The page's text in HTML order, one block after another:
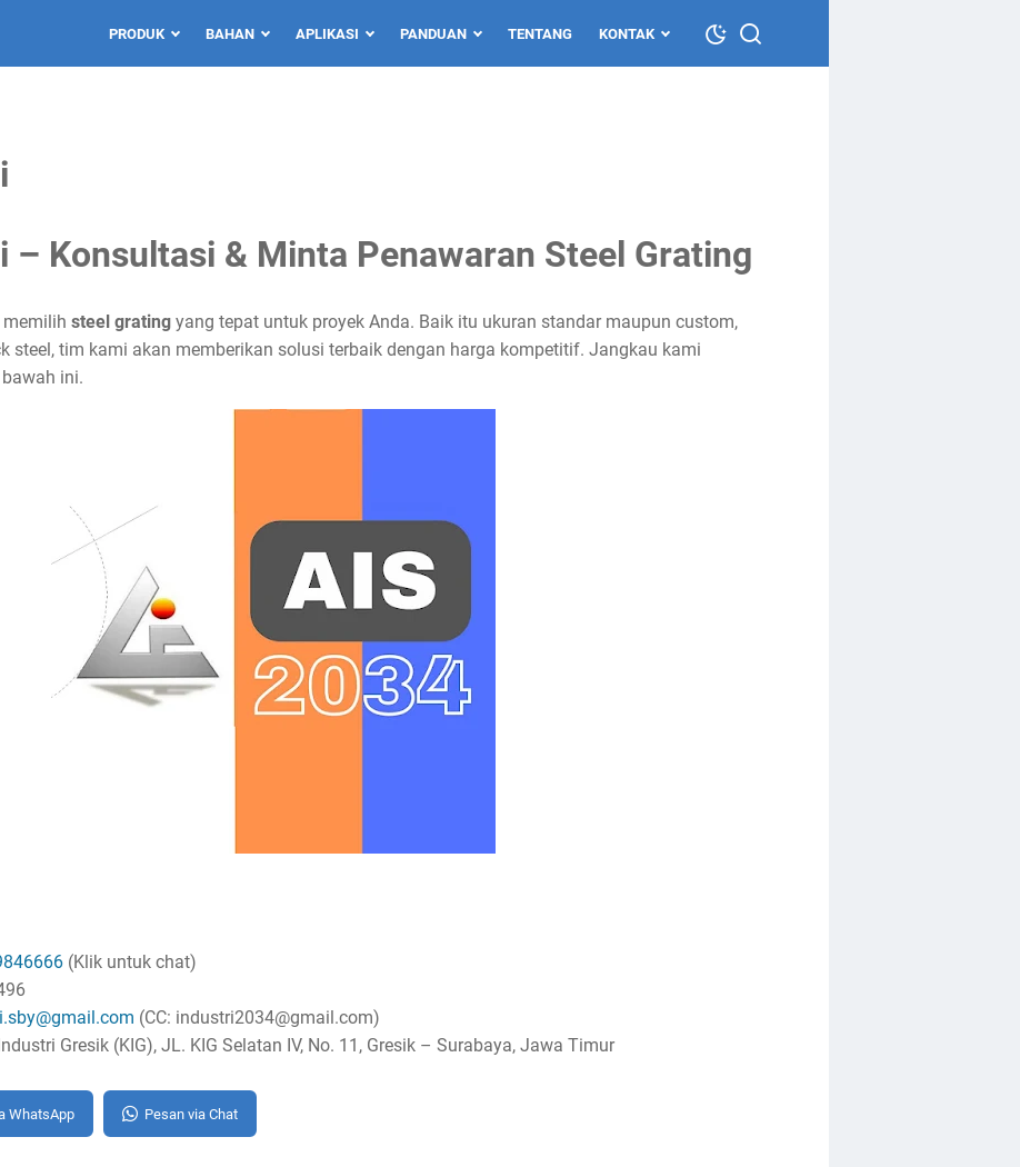
PRODUK BAHAN APLIKASI PANDUAN TENTANG KONTAK
– Konsultasi & Minta Penawaran Steel Grating
steel grating yang tepat untuk proyek Anda. Baik itu ukuran standar maupun custom,
steel, tim kami akan memberikan solusi terbaik dengan harga kompetitif. Jangkau kami
ini.
(Klik untuk chat)
(CC: industri2034@gmail.com)
Gresik (KIG), JL. KIG Selatan IV, No. 11, Gresik – Surabaya, Jawa Timur
WhatsApp Pesan via Chat